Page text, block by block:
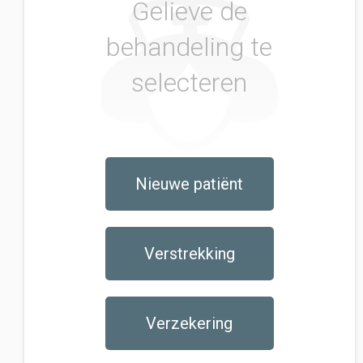
Gelieve de
behandeling te
selecteren
Nieuwe patiënt
Verstrekking
Verzekering